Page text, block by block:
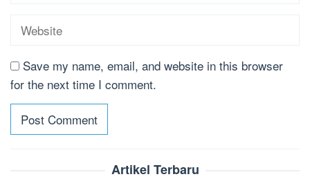
Save my name, email, and website in this browser
for the next time I comment.
Artikel Terbaru